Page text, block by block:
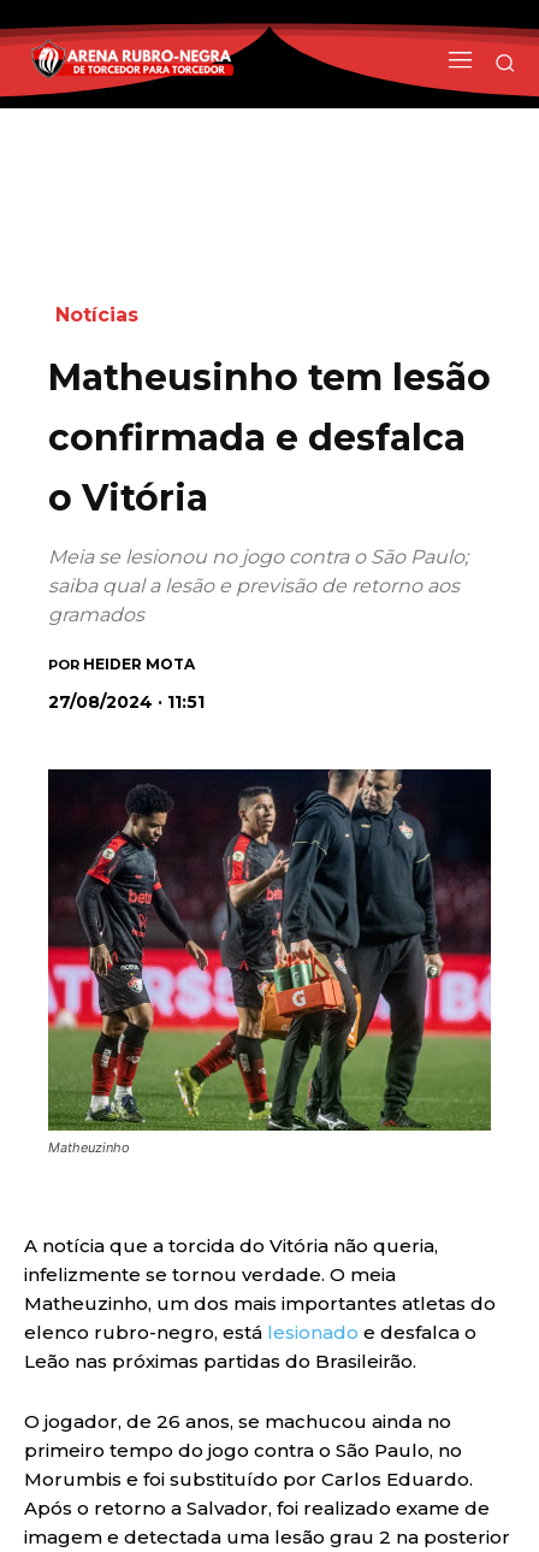
Notícias
Matheusinho tem lesão
confirmada e desfalca
o Vitória
Meia se lesionou no jogo contra o São Paulo;
saiba qual a lesão e previsão de retorno aos
gramados
POR HEIDER MOTA
27/08/2024 · 11:51
Matheuzinho
A notícia que a torcida do Vitória não queria,
infelizmente se tornou verdade. O meia
Matheuzinho, um dos mais importantes atletas do
elenco rubro-negro, está lesionado e desfalca o
Leão nas próximas partidas do Brasileirão.
O jogador, de 26 anos, se machucou ainda no
primeiro tempo do jogo contra o São Paulo, no
Morumbis e foi substituído por Carlos Eduardo.
Após o retorno a Salvador, foi realizado exame de
imagem e detectada uma lesão grau 2 na posterior